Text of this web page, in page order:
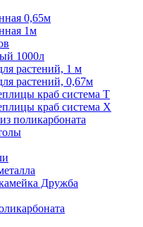
0,65м
1м
1000л
растений, 1 м
растений, 0,67м
краб система Т
краб система Х
поликарбоната
Дружба